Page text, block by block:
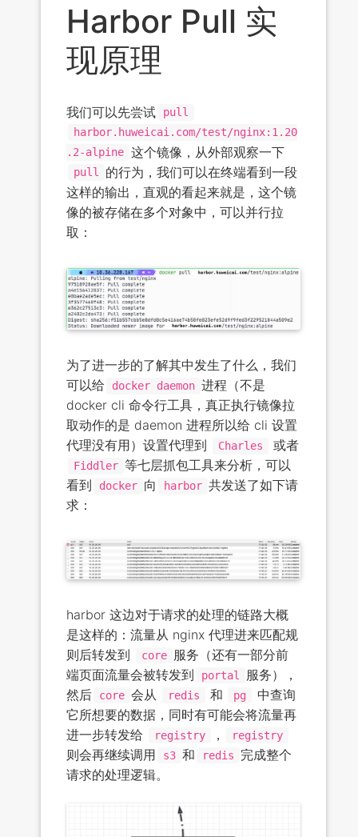
Harbor Pull 实
现原理
我们可以先尝试
pull
harbor.huweicai.com/test/nginx:1.20
.2-alpine 这个镜像，从外部观察一下
pull
的行为，我们可以在终端看到一段
这样的输出，直观的看起来就是，这个镜
像的被存储在多个对象中，可以并行拉
取：
为了进一步的了解其中发生了什么，我们
可以给
docker daemon 进程（不是
docker cli 命令行工具，真正执行镜像拉
取动作的是 daemon 进程所以给 cli 设置
代理没有用）设置代理到
Charles 或者
Fiddler 等七层抓包工具来分析，可以
看到
docker 向 harbor 共发送了如下请
求：
harbor 这边对于请求的处理的链路大概
是这样的：流量从 nginx 代理进来匹配规
则后转发到
core 服务（还有一部分前
端页面流量会被转发到
portal
服务），
然后
core 会从 redis 和 pg
中查询
它所想要的数据，同时有可能会将流量再
进一步转发给
registry ， registry
则会再继续调用 s3 和 redis
完成整个
请求的处理逻辑。